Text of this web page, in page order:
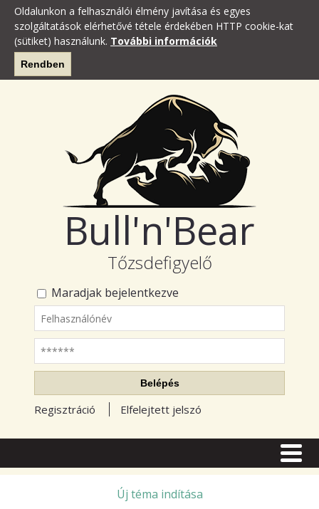
Oldalunkon a felhasználói élmény javítása és egyes
szolgáltatások elérhetővé tétele érdekében HTTP cookie-kat
(sütiket) használunk. További információk
Rendben
Bull'n'Bear
Tőzsdefigyelő
Maradjak bejelentkezve
Felhasználónév
Jelszó
Belépés
Regisztráció Elfelejtett jelszó
Új téma indítása